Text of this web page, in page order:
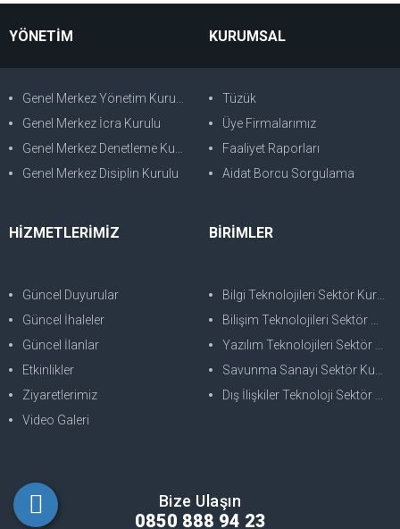
YÖNETİM
Genel Merkez Yönetim Kurulu
Genel Merkez İcra Kurulu
Genel Merkez Denetleme Kurulu
Genel Merkez Disiplin Kurulu
KURUMSAL
Tüzük
Üye Firmalarımız
Faaliyet Raporları
Aidat Borcu Sorgulama
HİZMETLERİMİZ
Güncel Duyurular
Güncel İhaleler
Güncel İlanlar
Etkinlikler
Ziyaretlerimiz
Video Galeri
BİRİMLER
Bilgi Teknolojileri Sektör Kurulu
Bilişim Teknolojileri Sektör Kurulu
Yazılım Teknolojileri Sektör Kurulu
Savunma Sanayi Sektör Kurulu
Dış İlişkiler Teknoloji Sektör Kurulu
Bize Ulaşın
0850 888 94 23